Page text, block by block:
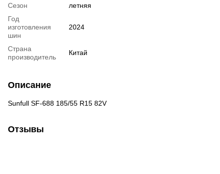
Сезон
летняя
Год
изготовления
шин
2024
Страна
производитель
Китай
Описание
Sunfull SF-688 185/55 R15 82V
Отзывы